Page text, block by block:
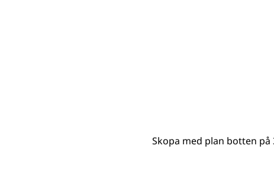
Skopa med plan botten på